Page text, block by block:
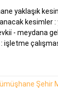
yaklaşık
kesimler
- meydana
: işletme